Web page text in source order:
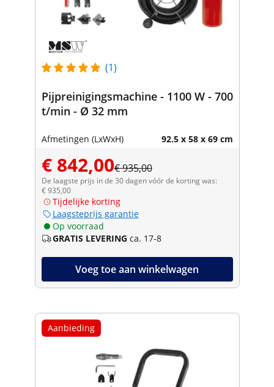
(1)
Pijpreinigingsmachine - 1100 W - 700
t/min - Ø 32 mm
Afmetingen (LxWxH) 92.5 x 58 x 69 cm
€ 842,00€ 935,00
De laagste prijs in de 30 dagen vóór de korting was:
€ 935,00
Tijdelijke korting
Laagsteprijs garantie
Op voorraad
GRATIS LEVERING ca. 17-8
Voeg toe aan winkelwagen
Aanbieding